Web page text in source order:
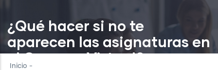
¿Qué hacer si no te
aparecen las asignaturas en
el Campus Virtual?
Inicio -